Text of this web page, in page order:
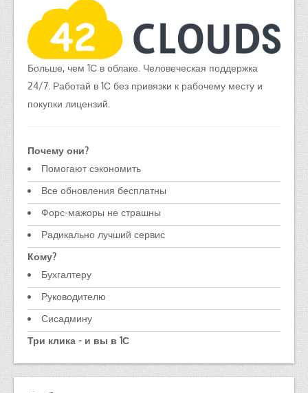
Больше, чем 1С в облаке. Человеческая поддержка
24/7. Работай в 1С без привязки к рабочему месту и
покупки лицензий.
Почему они?
Помогают сэкономить
Все обновления бесплатны
Форс-мажоры не страшны
Радикально лучший сервис
Кому?
Бухгалтеру
Руководителю
Сисадмину
Три клика - и вы в 1С